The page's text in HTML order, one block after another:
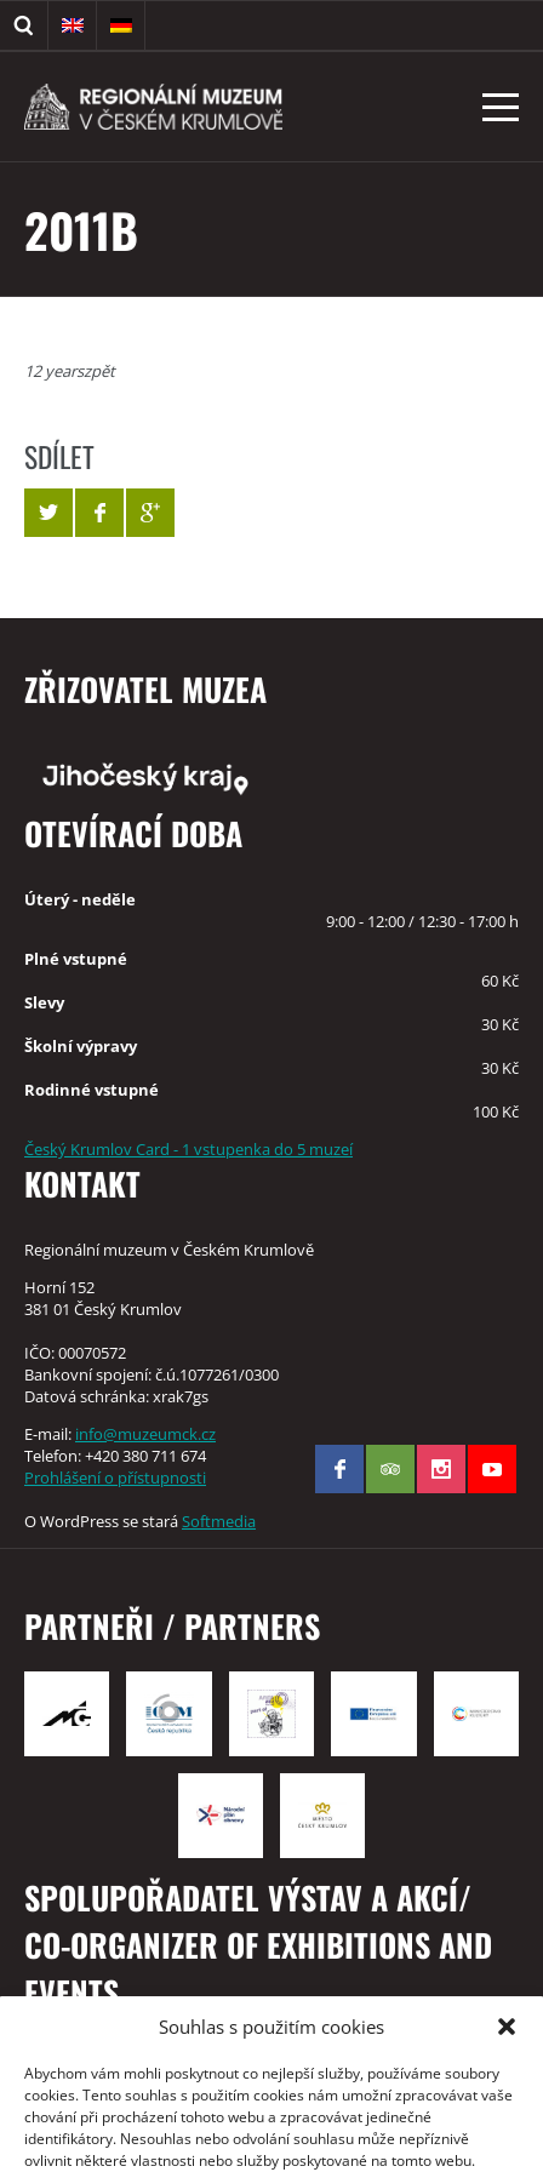
Souhlas s použitím cookies
Abychom vám mohli poskytnout co nejlepší služby, používáme soubory
cookies. Tento souhlas s použitím cookies nám umožní zpracovávat vaše
chování při procházení tohoto webu a zpracovávat jedinečné
identifikátory. Nesouhlas nebo odvolání souhlasu může nepříznivě
ovlivnit některé vlastnosti nebo služby poskytované na tomto webu.
2011B
12 yearszpět
SDÍLET
ZŘIZOVATEL MUZEA
OTEVÍRACÍ DOBA
Úterý - neděle
9:00 - 12:00 / 12:30 - 17:00 h
Plné vstupné
60 Kč
Slevy
30 Kč
Školní výpravy
30 Kč
Rodinné vstupné
100 Kč
Český Krumlov Card - 1 vstupenka do 5 muzeí
KONTAKT
Regionální muzeum v Českém Krumlově
Horní 152
381 01 Český Krumlov
IČO: 00070572
Bankovní spojení: č.ú.1077261/0300
Datová schránka: xrak7gs
E-mail: info@muzeumck.cz
Telefon: +420 380 711 674
Prohlášení o přístupnosti
O WordPress se staráSoftmedia
PARTNEŘI / PARTNERS
SPOLUPOŘADATEL VÝSTAV A AKCÍ/
CO-ORGANIZER OF EXHIBITIONS AND
EVENTS